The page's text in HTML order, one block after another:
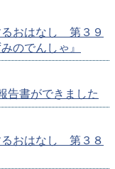
るおはなし 第３９
のでんしゃ』
告書ができました
るおはなし 第３８